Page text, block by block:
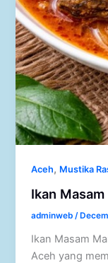
Aceh, Mustika
Ikan
adminweb /
Ikan Masam
Aceh yang